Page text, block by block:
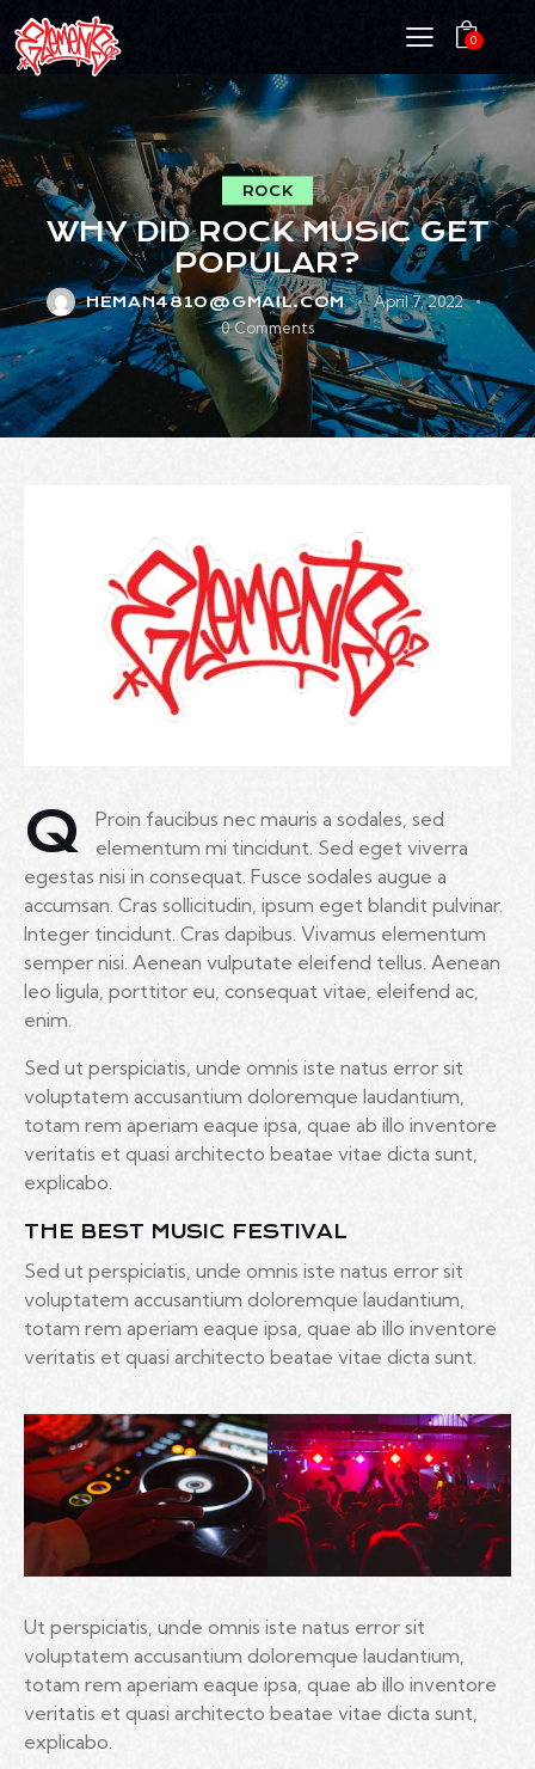
0
ROCK
WHY DID ROCK MUSIC GET
POPULAR?
HEMAN4810@GMAIL.COM
April 7, 2022
0 Comments
Q
Proin faucibus nec mauris a sodales, sed
elementum mi tincidunt. Sed eget viverra
egestas nisi in consequat. Fusce sodales augue a
accumsan. Cras sollicitudin, ipsum eget blandit pulvinar.
Integer tincidunt. Cras dapibus. Vivamus elementum
semper nisi. Aenean vulputate eleifend tellus. Aenean
leo ligula, porttitor eu, consequat vitae, eleifend ac,
enim.
Sed ut perspiciatis, unde omnis iste natus error sit
voluptatem accusantium doloremque laudantium,
totam rem aperiam eaque ipsa, quae ab illo inventore
veritatis et quasi architecto beatae vitae dicta sunt,
explicabo.
THE BEST MUSIC FESTIVAL
Sed ut perspiciatis, unde omnis iste natus error sit
voluptatem accusantium doloremque laudantium,
totam rem aperiam eaque ipsa, quae ab illo inventore
veritatis et quasi architecto beatae vitae dicta sunt.
Ut perspiciatis, unde omnis iste natus error sit
voluptatem accusantium doloremque laudantium,
totam rem aperiam eaque ipsa, quae ab illo inventore
veritatis et quasi architecto beatae vitae dicta sunt,
explicabo.